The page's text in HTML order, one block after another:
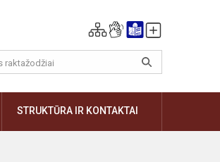
STRUKTŪRA IR KONTAKTAI